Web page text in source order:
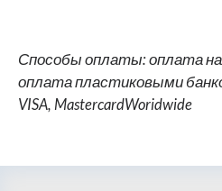
Способы оплаты: оплата
оплата пластиковыми
VISA, MastercardWoridwide